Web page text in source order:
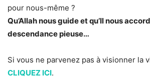
pour nous-même ?
Qu’Allah nous guide et qu’Il nous
descendance pieuse…
Si vous ne parvenez pas à visionner la
CLIQUEZ ICI.